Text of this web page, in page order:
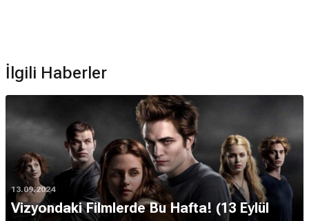
İlgili Haberler
13.09.2024
Vizyondaki Filmlerde Bu Hafta! (13 Eylül